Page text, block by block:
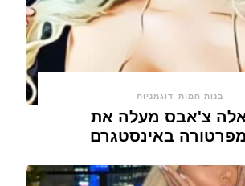
בנות חמות דוגמניות
צ'אבס מעלה את
באינסטגרם